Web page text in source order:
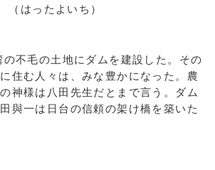
（はったよいち）
不毛の土地にダムを建設した。その
住む人々は、みな豊かになった。農
神様は八田先生だとまで言う。ダム
與一は日台の信頼の架け橋を築いた